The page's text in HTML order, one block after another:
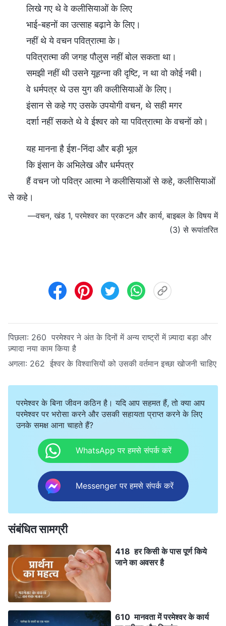
लिखे गए थे वे कलीसियाओं के लिए
भाई-बहनों का उत्साह बढ़ाने के लिए।
नहीं थे ये वचन पवित्रात्मा के।
पवित्रात्मा की जगह पौलुस नहीं बोल सकता था।
समझी नहीं थी उसने यूहन्ना की दृष्टि, न था वो कोई नबी।
वे धर्मपत्र थे उस युग की कलीसियाओं के लिए।
इंसान से कहे गए उसके उपयोगी वचन, थे सही मगर
दर्शा नहीं सकते थे वे ईश्वर को या पवित्रात्मा के वचनों को।
यह मानना है ईश-निंदा और बड़ी भूल
कि इंसान के अभिलेख और धर्मपत्र
हैं वचन जो पवित्र आत्मा ने कलीसियाओं से कहे, कलीसियाओं
से कहे।
—वचन, खंड 1, परमेश्वर का प्रकटन और कार्य, बाइबल के विषय में
(3) से रूपांतरित
पिछला: 260 परमेश्वर ने अंत के दिनों में अन्य राष्ट्रों में ज़्यादा बड़ा और
ज़्यादा नया काम किया है
अगला: 262 ईश्वर के विश्वासियों को उसकी वर्तमान इच्छा खोजनी चाहिए
परमेश्वर के बिना जीवन कठिन है। यदि आप सहमत हैं, तो क्या आप
परमेश्वर पर भरोसा करने और उसकी सहायता प्राप्त करने के लिए
उनके समक्ष आना चाहते हैं?
WhatsApp पर हमसे संपर्क करें
Messenger पर हमसे संपर्क करें
संबंधित सामग्री
418 हर किसी के पास पूर्ण किये
जाने का अवसर है
610 मानवता में परमेश्वर के कार्य